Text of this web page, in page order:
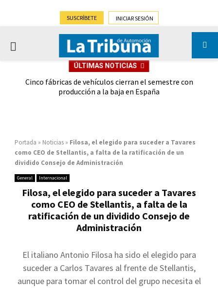
SUSCRÍBETE INICIAR SESIÓN
PRIMARY
ÚLTIMAS NOTICIAS
Cinco fábricas de vehículos cierran el semestre con
producción a la baja en España
Portada » Noticias » Filosa, el elegido para suceder a Tavares
como CEO de Stellantis, a falta de la ratificación de un
dividido Consejo de Administración
General Internacional
Filosa, el elegido para suceder a Tavares
como CEO de Stellantis, a falta de la
ratificación de un dividido Consejo de
Administración
El italiano Antonio Filosa ha sido el elegido para
suceder a Carlos Tavares al frente de Stellantis,
aunque para tomar el control del grupo necesita el